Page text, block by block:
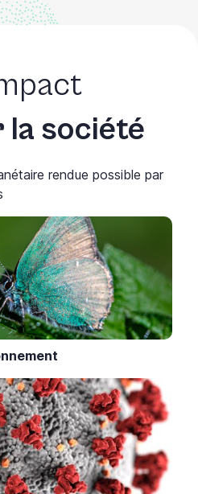
la société
rendue possible par